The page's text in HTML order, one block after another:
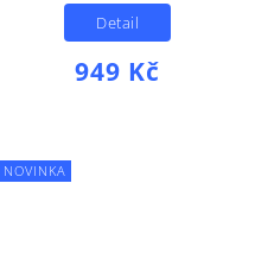
949 Kč
Detail
NOVINKA